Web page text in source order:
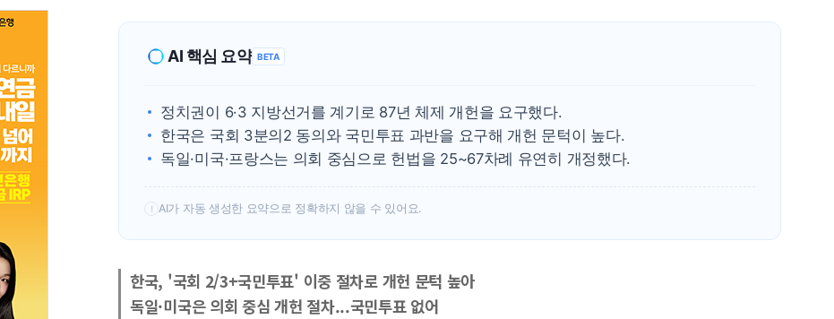
추미애, '위안부' 피해자 기림의
인천 선재도 갯벌서 해루질 중 실
AI 핵심 요약 BETA
정치권이 6·3 지방선거를 계기로 87년 체제 개헌을 요구했다.
한국은 국회 3분의2 동의와 국민투표 과반을 요구해 개헌 문턱이 높다.
독일·미국·프랑스는 의회 중심으로 헌법을 25~67차례 유연히 개정했다.
! AI가 자동 생성한 요약으로 정확하지 않을 수 있어요.
한국, '국회 2/3+국민투표' 이중 절차로 개헌 문턱 높아
독일·미국은 의회 중심 개헌 절차...국민투표 없어